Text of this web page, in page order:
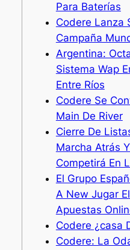
Para Baterías
Codere Lanza
Campaña
Argentina:
Sistema Wap
Entre Ríos
Codere Se
Main De River
Cierre De
Marcha Atrás
Competirá En
El Grupo
A New Jugar
Apuestas
Codere ¿casa
Codere: La